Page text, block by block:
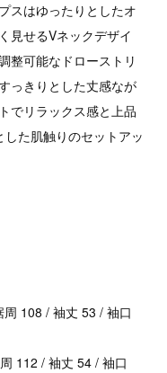
スはゆったりとしたオ
見せるVネックデザイ
整可能なドローストリ
っきりとした丈感なが
でリラックス感と上品
た肌触りのセットアッ
108 / 袖丈 53 / 袖口
112 / 袖丈 54 / 袖口